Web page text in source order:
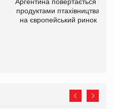
продуктами птахівництва
на європейський ринок